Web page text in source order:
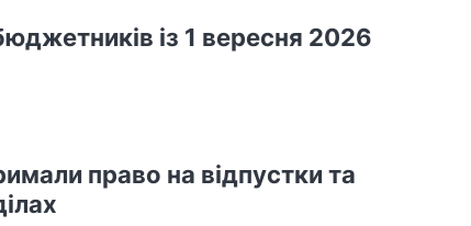
із 1 вересня 2026
право на відпустки та